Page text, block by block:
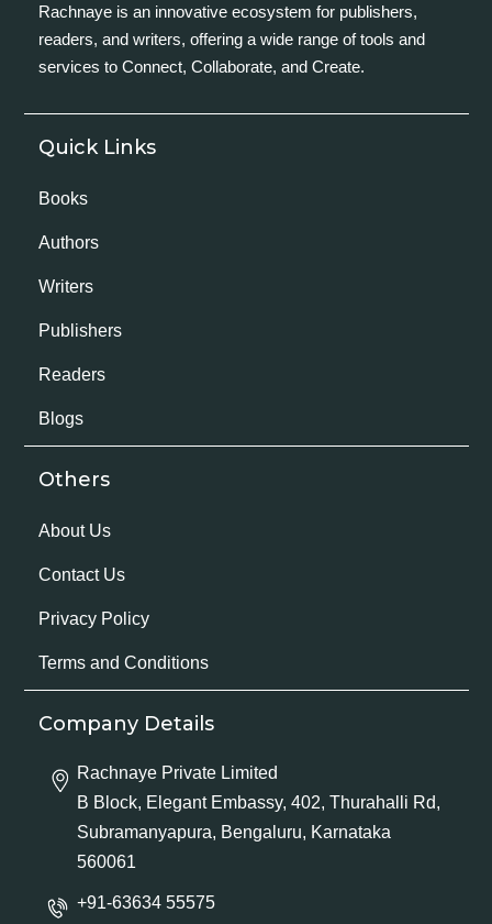
Rachnaye is an innovative ecosystem for publishers,
readers, and writers, offering a wide range of tools and
services to Connect, Collaborate, and Create.
Quick Links
Books
Authors
Writers
Publishers
Readers
Blogs
Others
About Us
Contact Us
Privacy Policy
Terms and Conditions
Company Details
Rachnaye Private Limited
B Block, Elegant Embassy, 402, Thurahalli Rd,
Subramanyapura, Bengaluru, Karnataka
560061
+91-63634 55575